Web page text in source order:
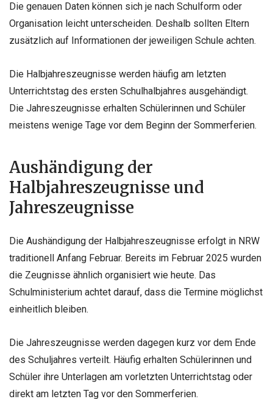
Die genauen Daten können sich je nach Schulform oder
Organisation leicht unterscheiden. Deshalb sollten Eltern
zusätzlich auf Informationen der jeweiligen Schule achten.
Die Halbjahreszeugnisse werden häufig am letzten
Unterrichtstag des ersten Schulhalbjahres ausgehändigt.
Die Jahreszeugnisse erhalten Schülerinnen und Schüler
meistens wenige Tage vor dem Beginn der Sommerferien.
Aushändigung der
Halbjahreszeugnisse und
Jahreszeugnisse
Die Aushändigung der Halbjahreszeugnisse erfolgt in NRW
traditionell Anfang Februar. Bereits im Februar 2025 wurden
die Zeugnisse ähnlich organisiert wie heute. Das
Schulministerium achtet darauf, dass die Termine möglichst
einheitlich bleiben.
Die Jahreszeugnisse werden dagegen kurz vor dem Ende
des Schuljahres verteilt. Häufig erhalten Schülerinnen und
Schüler ihre Unterlagen am vorletzten Unterrichtstag oder
direkt am letzten Tag vor den Sommerferien.